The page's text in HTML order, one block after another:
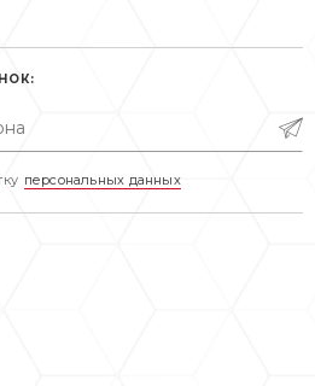
персональных данных